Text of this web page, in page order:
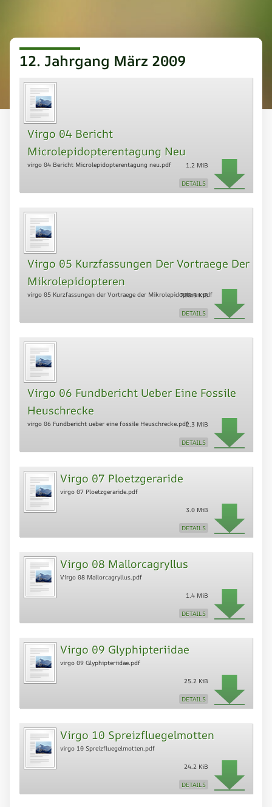
12. Jahrgang März 2009
Virgo 04 Bericht
Microlepidopterentagung Neu
virgo 04 Bericht Microlepidopterentagung neu.pdf 1.2 MiB
DETAILS
Virgo 05 Kurzfassungen Der Vortraege Der
Mikrolepidopteren
virgo 05 Kurzfassungen der Vortraege der Mikrolepidopteren.pdf
780.0 KiB
DETAILS
Virgo 06 Fundbericht Ueber Eine Fossile
Heuschrecke
virgo 06 Fundbericht ueber eine fossile Heuschrecke.pdf2.3 MiB
DETAILS
Virgo 07 Ploetzgeraride
virgo 07 Ploetzgeraride.pdf
3.0 MiB
DETAILS
Virgo 08 Mallorcagryllus
Virgo 08 Mallorcagryllus.pdf
1.4 MiB
DETAILS
Virgo 09 Glyphipteriidae
virgo 09 Glyphipteriidae.pdf
25.2 KiB
DETAILS
Virgo 10 Spreizfluegelmotten
virgo 10 Spreizfluegelmotten.pdf
24.2 KiB
DETAILS